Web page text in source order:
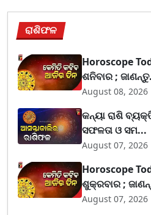
ରାଶିଫଳ
Horoscope
ଶନିବାର ;
August 08, 2026
କନ୍ୟା ରାଶି
ସଫଳତା ଓ ସମ...
August 07, 2026
Horoscope
ଶୁକ୍ରବାର ;
August 07, 2026